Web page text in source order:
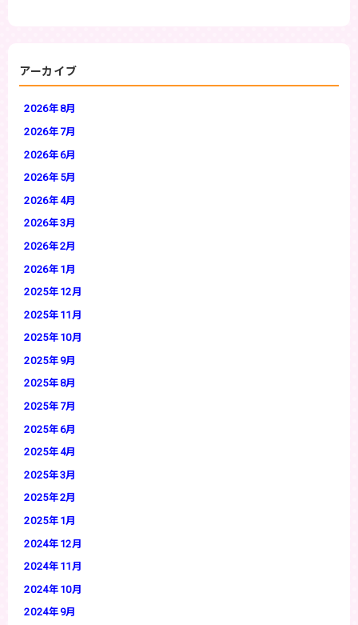
アーカイブ
2026年8月
2026年7月
2026年6月
2026年5月
2026年4月
2026年3月
2026年2月
2026年1月
2025年12月
2025年11月
2025年10月
2025年9月
2025年8月
2025年7月
2025年6月
2025年4月
2025年3月
2025年2月
2025年1月
2024年12月
2024年11月
2024年10月
2024年9月